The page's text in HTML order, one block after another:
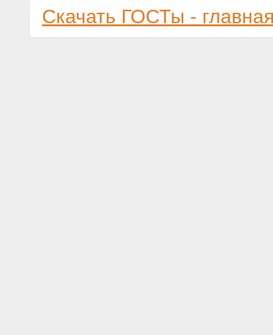
Скачать ГОСТы -